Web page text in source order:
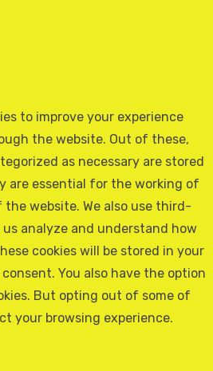
to improve your experience
the website. Out of these,
as necessary are stored
are essential for the working of
website. We also use third-
analyze and understand how
cookies will be stored in your
You also have the option
But opting out of some of
your browsing experience.